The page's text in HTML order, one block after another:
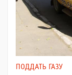
ПОДДАТЬ ГАЗУ